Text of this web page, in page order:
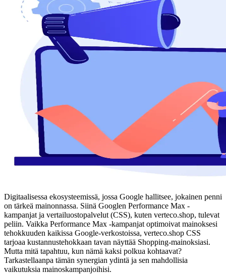
Digitaalisessa ekosysteemissä, jossa Google hallitsee, jokainen penni
on tärkeä mainonnassa. Siinä Googlen Performance Max -
kampanjat ja vertailuostopalvelut (CSS), kuten verteco.shop, tulevat
peliin. Vaikka Performance Max -kampanjat optimoivat mainoksesi
tehokkuuden kaikissa Google-verkostoissa, verteco.shop CSS
tarjoaa kustannustehokkaan tavan näyttää Shopping-mainoksiasi.
Mutta mitä tapahtuu, kun nämä kaksi polkua kohtaavat?
Tarkastellaanpa tämän synergian ydintä ja sen mahdollisia
vaikutuksia mainoskampanjoihisi.